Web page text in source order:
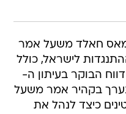
חאלד משעל אמר
לישראל, כולל
הבוקר בעיתון ה-
בקהיר אמר משעל
כיצד לנהל את